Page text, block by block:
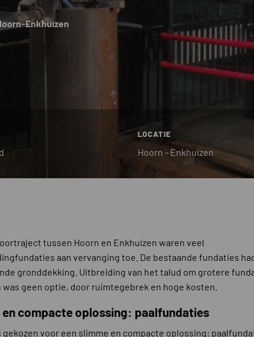
Enkhuizen
LOCATIE
Hoorn - Enkhuizen
tussen Hoorn en Enkhuizen waren veel
aan vervanging toe. De bestaande fundaties
gronddekking. Uitbreiding van het talud om grotere
was geen optie, door ruimtegebrek en hoge kosten.
en compacte oplossing: paalfundaties
gekozen voor een slimme en compacte oplossing: